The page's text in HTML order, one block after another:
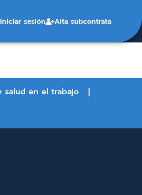
Iniciar sesión Alta subcontrata
salud en el trabajo